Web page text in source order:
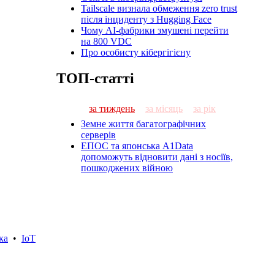
Tailscale визнала обмеження zero trust
після інциденту з Hugging Face
Чому AI-фабрики змушені перейти
на 800 VDC
Про особисту кібергігієну
ТОП-статті
за тиждень за місяць
за рік
Земне життя багатографічних
серверів
ЕПОС та японська A1Data
допоможуть відновити дані з носіїв,
пошкоджених війною
• IoT